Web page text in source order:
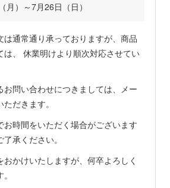
月）～7月26日（日）
は通常通り承っておりますが、商品
は、 休業明けより順次対応させてい
お問い合わせにつきましては、メー
だきます。
お時間をいただく場合がございます
承ください。
かけいたしますが、何卒よろしく